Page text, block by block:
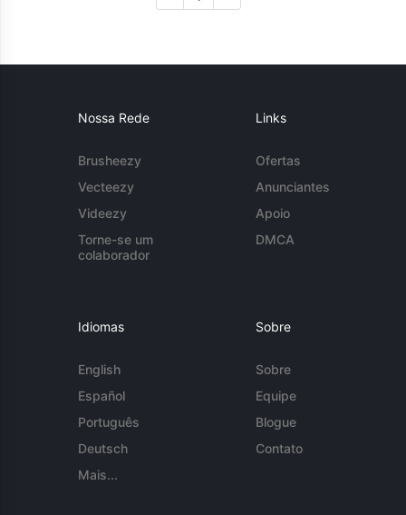
Nossa Rede
Brusheezy
Vecteezy
Videezy
Torne-se um
colaborador
Links
Ofertas
Anunciantes
Apoio
DMCA
Idiomas
English
Español
Português
Deutsch
Mais...
Sobre
Sobre
Equipe
Blogue
Contato